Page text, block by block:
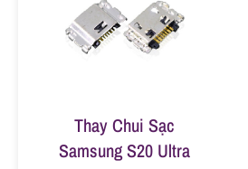
n
Thay Chui Sạc
Samsung S20 Ultra